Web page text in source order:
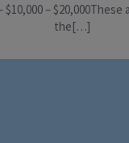
$10,000 –
the[…]